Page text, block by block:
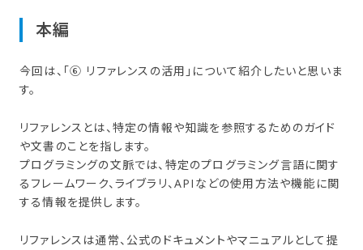
本編
今回は、「⑥ リファレンスの活用」について紹介したいと思いま
す。
リファレンスとは、特定の情報や知識を参照するためのガイド
や文書のことを指します。
プログラミングの文脈では、特定のプログラミング言語に関す
るフレームワーク、ライブラリ、APIなどの使用方法や機能に関
する情報を提供します。
リファレンスは通常、公式のドキュメントやマニュアルとして提